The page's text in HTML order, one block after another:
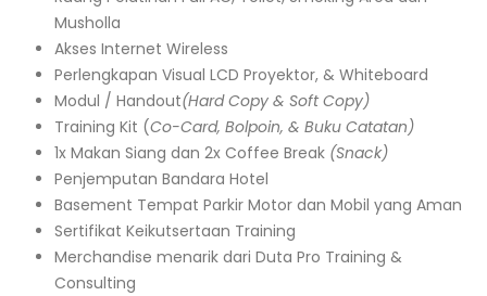
Musholla
Akses Internet Wireless
Perlengkapan Visual LCD Proyektor, & Whiteboard
Modul / Handout(Hard Copy & Soft Copy)
Training Kit (Co-Card, Bolpoin, & Buku Catatan)
1x Makan Siang dan 2x Coffee Break (Snack)
Penjemputan Bandara Hotel
Basement Tempat Parkir Motor dan Mobil yang Aman
Sertifikat Keikutsertaan Training
Merchandise menarik dari Duta Pro Training &
Consulting